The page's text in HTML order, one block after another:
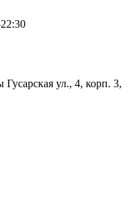
Гусарская ул., 4, корп. 3,